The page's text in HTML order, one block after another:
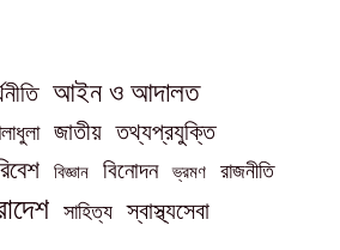
আইন ও আদালত
জাতীয় তথ্যপ্রযুক্তি
বিজ্ঞান বিনোদন ভ্রমণ রাজনীতি
সাহিত্য স্বাস্থ্যসেবা